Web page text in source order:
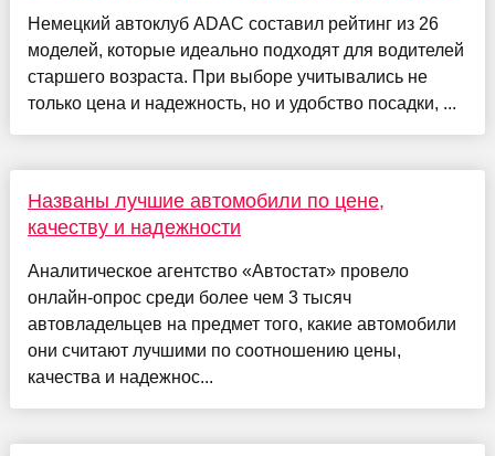
Немецкий автоклуб ADAC составил рейтинг из 26
моделей, которые идеально подходят для водителей
старшего возраста. При выборе учитывались не
только цена и надежность, но и удобство посадки, ...
Названы лучшие автомобили по цене,
качеству и надежности
Аналитическое агентство «Автостат» провело
онлайн-опрос среди более чем 3 тысяч
автовладельцев на предмет того, какие автомобили
они считают лучшими по соотношению цены,
качества и надежнос...